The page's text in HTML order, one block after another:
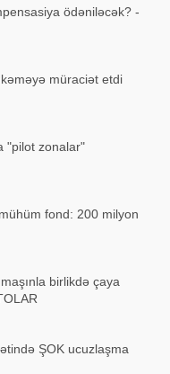
ödəniləcək? -
müraciət etdi
"pilot zonalar"
fond: 200 milyon
birlikdə çaya
ŞOK ucuzlaşma